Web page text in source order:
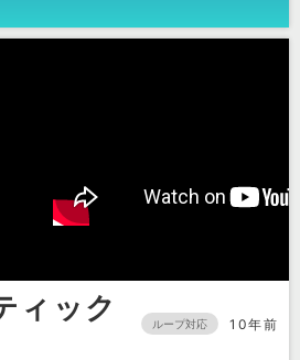
ィック
ループ対応 10年前